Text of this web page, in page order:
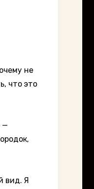
не
что это
—
вид. Я